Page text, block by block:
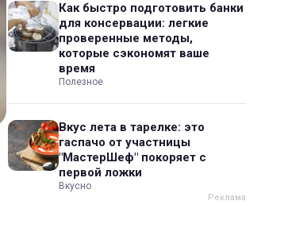
Как быстро подготовить банки
для консервации: легкие
проверенные методы,
которые сэкономят ваше
время
Полезное
Вкус лета в тарелке: это
гаспачо от участницы
"МастерШеф" покоряет с
первой ложки
Вкусно